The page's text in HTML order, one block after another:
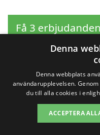
Få 3
förpliktelser
Sök efter
Denna
Denna webbplats
användarupplevelsen.
du till alla cookies i
ACCEPTERA